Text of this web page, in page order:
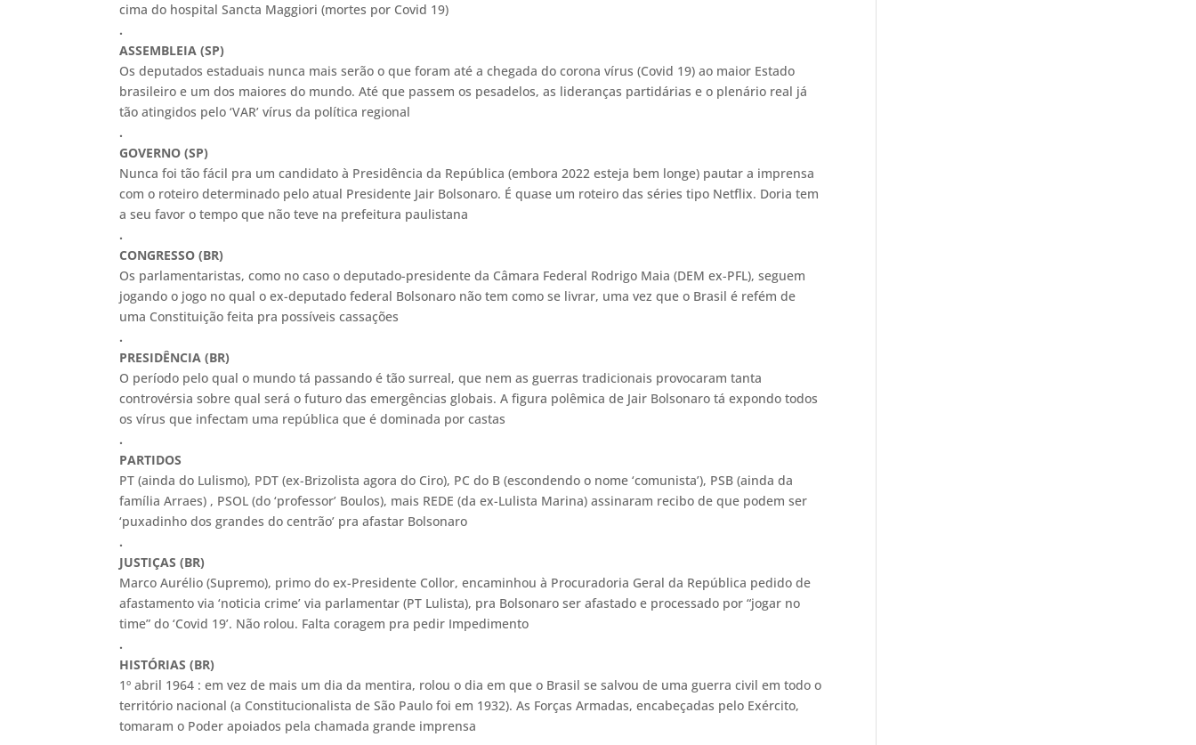
cima do hospital Sancta Maggiori (mortes por Covid 19)
.
ASSEMBLEIA (SP)
Os deputados estaduais nunca mais serão o que foram até a chegada do corona vírus (Covid 19) ao maior Estado
brasileiro e um dos maiores do mundo. Até que passem os pesadelos, as lideranças partidárias e o plenário real já
tão atingidos pelo ‘VAR’ vírus da política regional
.
GOVERNO (SP)
Nunca foi tão fácil pra um candidato à Presidência da República (embora 2022 esteja bem longe) pautar a imprensa
com o roteiro determinado pelo atual Presidente Jair Bolsonaro. É quase um roteiro das séries tipo Netflix. Doria tem
a seu favor o tempo que não teve na prefeitura paulistana
.
CONGRESSO (BR)
Os parlamentaristas, como no caso o deputado-presidente da Câmara Federal Rodrigo Maia (DEM ex-PFL), seguem
jogando o jogo no qual o ex-deputado federal Bolsonaro não tem como se livrar, uma vez que o Brasil é refém de
uma Constituição feita pra possíveis cassações
.
PRESIDÊNCIA (BR)
O período pelo qual o mundo tá passando é tão surreal, que nem as guerras tradicionais provocaram tanta
controvérsia sobre qual será o futuro das emergências globais. A figura polêmica de Jair Bolsonaro tá expondo todos
os vírus que infectam uma república que é dominada por castas
.
PARTIDOS
PT (ainda do Lulismo), PDT (ex-Brizolista agora do Ciro), PC do B (escondendo o nome ‘comunista’), PSB (ainda da
família Arraes) , PSOL (do ‘professor’ Boulos), mais REDE (da ex-Lulista Marina) assinaram recibo de que podem ser
‘puxadinho dos grandes do centrão’ pra afastar Bolsonaro
.
JUSTIÇAS (BR)
Marco Aurélio (Supremo), primo do ex-Presidente Collor, encaminhou à Procuradoria Geral da República pedido de
afastamento via ‘noticia crime’ via parlamentar (PT Lulista), pra Bolsonaro ser afastado e processado por “jogar no
time” do ‘Covid 19’. Não rolou. Falta coragem pra pedir Impedimento
.
HISTÓRIAS (BR)
1º abril 1964 : em vez de mais um dia da mentira, rolou o dia em que o Brasil se salvou de uma guerra civil em todo o
território nacional (a Constitucionalista de São Paulo foi em 1932). As Forças Armadas, encabeçadas pelo Exército,
tomaram o Poder apoiados pela chamada grande imprensa